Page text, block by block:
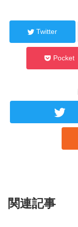
Twitter
Pocket
関連記事